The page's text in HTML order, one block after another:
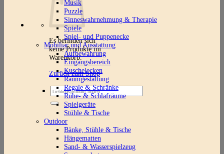
Es befinden sich
keine Produkte im
Warenkorb.
Zurück zum Shop
Suchen
nach:
Musik
Puzzle
Sinneswahrnehmung & Therapie
Spiele
Spiel- und Puppenecke
Mobiliar und Ausstattung
Aufbewahrung
Eingangsbereich
Kuschelecken
Raumgestaltung
Regale & Schränke
Ruhe- & Schlafräume
Spielgeräte
Stühle & Tische
Outdoor
Bänke, Stühle & Tische
Hängematten
Sand- & Wasserspielzeug